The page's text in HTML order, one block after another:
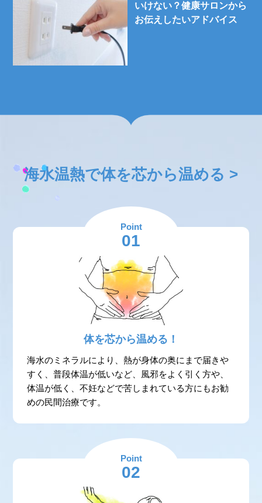
いけない？健康サロンから
お伝えしたいアドバイス
海水温熱で体を芯から温める >
Point
01
体を芯から温める！
海水のミネラルにより、熱が身体の奥にまで届きや
すく、普段体温が低いなど、風邪をよく引く方や、
体温が低く、不妊などで苦しまれている方にもお勧
めの民間治療です。
Point
02